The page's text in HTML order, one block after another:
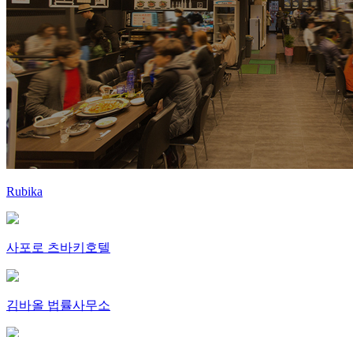
Rubika
사포로 츠바키호텔
김바올 법률사무소